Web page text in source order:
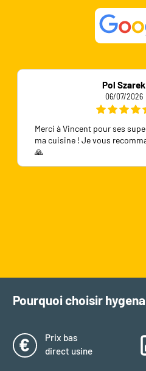
Pol Szarek
06/07/2026
Merci à Vincent pour ses
ma cuisine ! Je vous
🙏
Pourquoi choisir
Prix bas
direct usine